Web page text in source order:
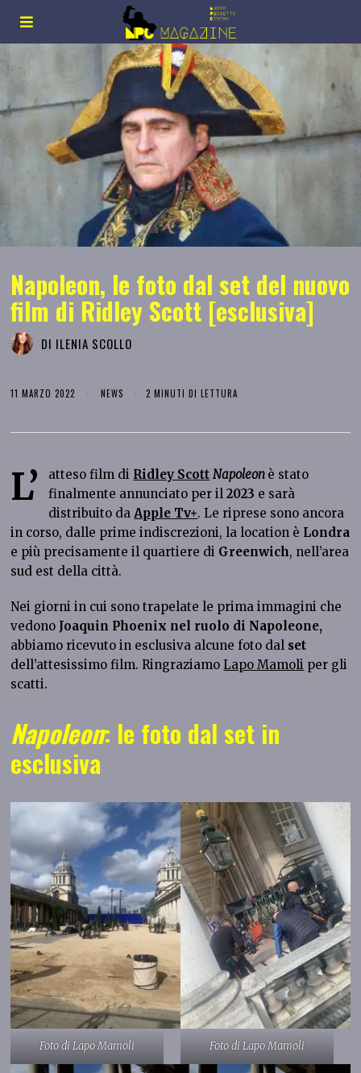
Napoleon, le foto dal set del nuovo
film di Ridley Scott [esclusiva]
DI ILENIA SCOLLO
11 MARZO 2022 NEWS 2 MINUTI DI LETTURA
L’ atteso film di Ridley Scott Napoleon è stato
finalmente annunciato per il2023 e sarà
distribuito daApple Tv+. Le riprese sono ancora
in corso, dalle prime indiscrezioni, la location è Londra
e più precisamente il quartiere di Greenwich, nell’area
sud est della città.
Nei giorni in cui sono trapelate le prima immagini che
vedono Joaquin Phoenix nel ruolo di Napoleone,
abbiamo ricevuto in esclusiva alcune foto dal set
dell’attesissimo film. RingraziamoLapo Mamoli per gli
scatti.
Napoleon: le foto dal set in
esclusiva
Foto di Lapo Mamoli Foto di Lapo Mamoli